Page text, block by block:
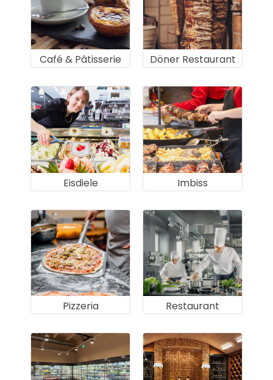
Café & Pâtisserie Döner Restaurant
Eisdiele Imbiss
Pizzeria Restaurant